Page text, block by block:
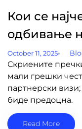
Кои се
одбивање
October 11, 2025
Скриените
мали грешки
партнерски
биде предоцна.
Read More